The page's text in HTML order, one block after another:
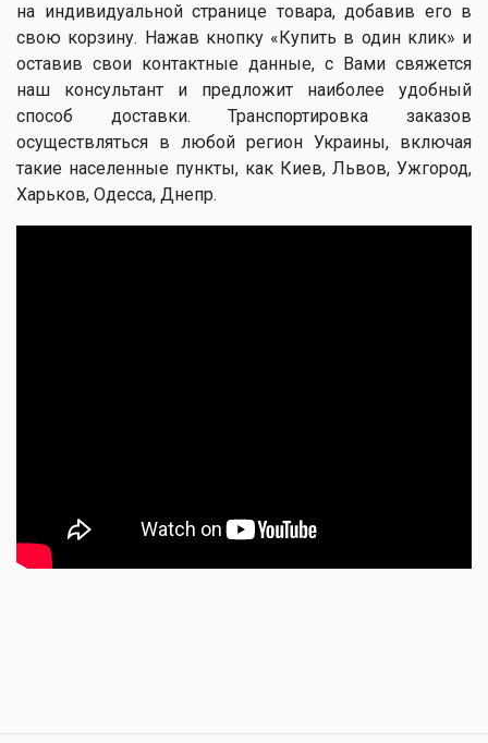
на индивидуальной странице товара, добавив его в
свою корзину. Нажав кнопку «Купить в один клик» и
оставив свои контактные данные, с Вами свяжется
наш консультант и предложит наиболее удобный
способ доставки. Транспортировка заказов
осуществляться в любой регион Украины, включая
такие населенные пункты, как Киев, Львов, Ужгород,
Харьков, Одесса, Днепр.